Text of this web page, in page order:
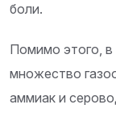
боли.
Помимо этого, в
множество
аммиак и